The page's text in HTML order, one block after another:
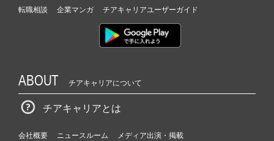
転職相談
企業マンガ チアキャリアユーザーガイド
ABOUT チアキャリアについて
チアキャリアとは
会社概要 ニュースルーム
メディア出演・掲載